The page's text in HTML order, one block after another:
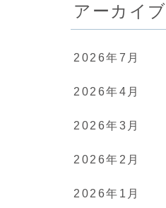
アーカイブ
2026年7月
2026年4月
2026年3月
2026年2月
2026年1月